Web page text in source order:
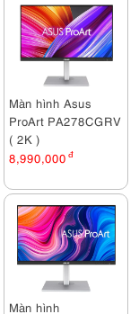
Màn hình Asus
ProArt PA278CGRV
( 2K )
8,990,000 đ
Màn hình